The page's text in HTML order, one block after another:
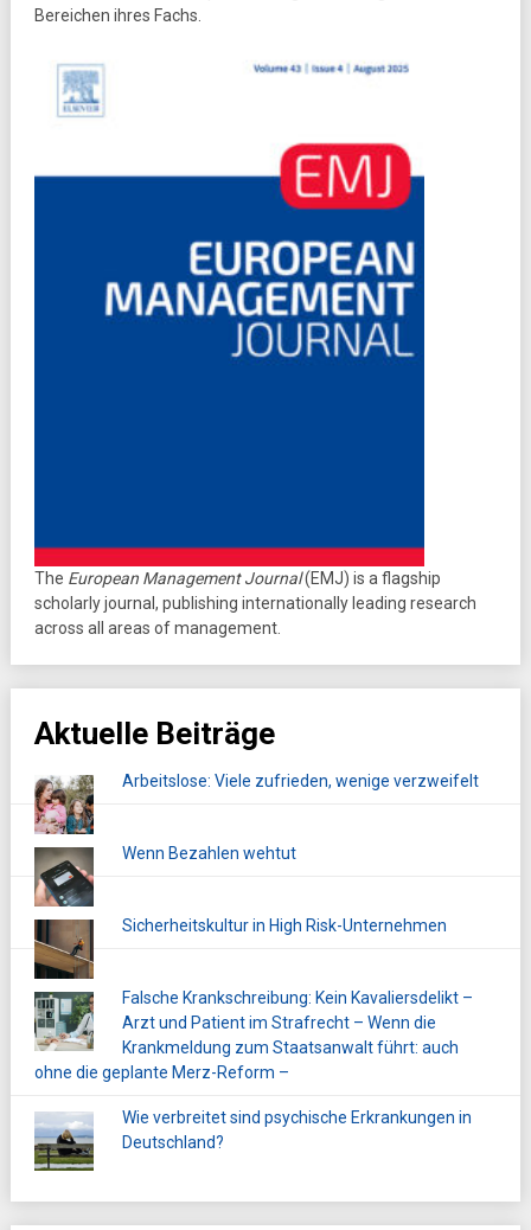
Bereichen ihres Fachs.
The European Management Journal(EMJ) is a flagship
scholarly journal, publishing internationally leading research
across all areas of management.
Aktuelle Beiträge
Arbeitslose: Viele zufrieden, wenige verzweifelt
Wenn Bezahlen wehtut
Sicherheitskultur in High Risk-Unternehmen
Falsche Krankschreibung: Kein Kavaliersdelikt –
Arzt und Patient im Strafrecht – Wenn die
Krankmeldung zum Staatsanwalt führt: auch
ohne die geplante Merz-Reform –
Wie verbreitet sind psychische Erkrankungen in
Deutschland?